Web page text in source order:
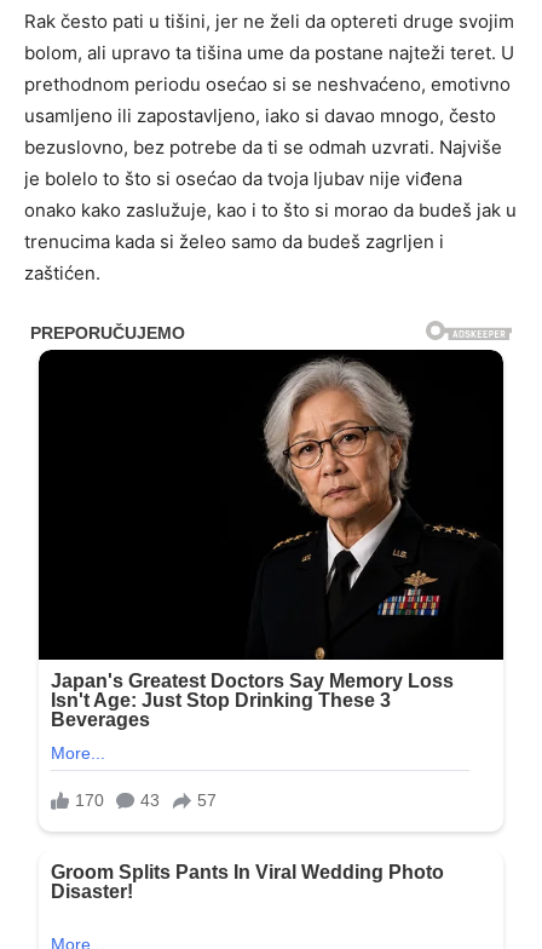
Rak često pati u tišini, jer ne želi da optereti druge svojim
bolom, ali upravo ta tišina ume da postane najteži teret. U
prethodnom periodu osećao si se neshvaćeno, emotivno
usamljeno ili zapostavljeno, iako si davao mnogo, često
bezuslovno, bez potrebe da ti se odmah uzvrati. Najviše
je bolelo to što si osećao da tvoja ljubav nije viđena
onako kako zaslužuje, kao i to što si morao da budeš jak u
trenucima kada si želeo samo da budeš zagrljen i
zaštićen.